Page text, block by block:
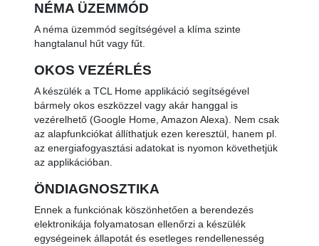
NÉMA ÜZEMMÓD
A néma üzemmód segítségével a klíma szinte
hangtalanul hűt vagy fűt.
OKOS VEZÉRLÉS
A készülék a TCL Home applikáció segítségével
bármely okos eszközzel vagy akár hanggal is
vezérelhető (Google Home, Amazon Alexa). Nem csak
az alapfunkciókat állíthatjuk ezen keresztül, hanem pl.
az energiafogyasztási adatokat is nyomon követhetjük
az applikációban.
ÖNDIAGNOSZTIKA
Ennek a funkciónak köszönhetően a berendezés
elektronikája folyamatosan ellenőrzi a készülék
egységeinek állapotát és esetleges rendellenesség